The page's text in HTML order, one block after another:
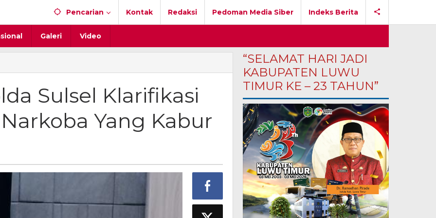
Pencarian Kontak Redaksi Pedoman Media Siber Indeks Berita
Galeri Video
Sulsel Klarifikasi
Yang Kabur
“SELAMAT HARI JADI
KABUPATEN LUWU
TIMUR KE – 23 TAHUN”